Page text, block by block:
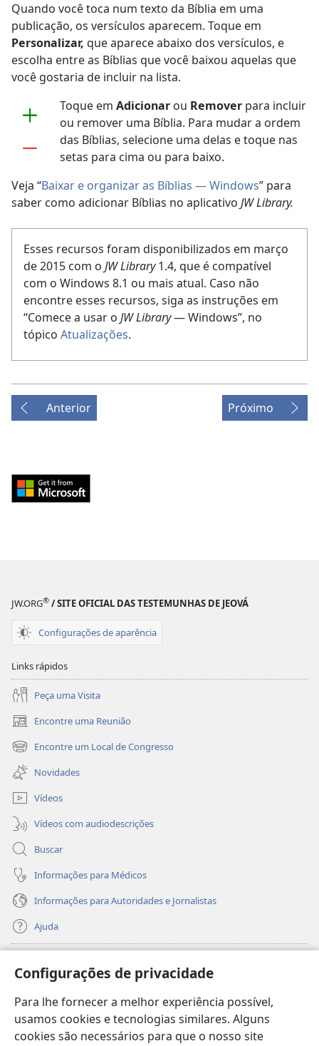
Configurações de privacidade
Para lhe fornecer a melhor experiência possível,
usamos cookies e tecnologias similares. Alguns
cookies são necessários para que o nosso site
Quando você toca num texto da Bíblia em uma
publicação, os versículos aparecem. Toque em
Personalizar, que aparece abaixo dos versículos, e
escolha entre as Bíblias que você baixou aquelas que
você gostaria de incluir na lista.
Toque em Adicionar ou Remover para incluir
ou remover uma Bíblia. Para mudar a ordem
das Bíblias, selecione uma delas e toque nas
setas para cima ou para baixo.
Veja “Baixar e organizar as Bíblias — Windows” para
saber como adicionar Bíblias no aplicativo JW Library.
Esses recursos foram disponibilizados em março
de 2015 com o JW Library1.4, que é compatível
com o Windows 8.1 ou mais atual. Caso não
encontre esses recursos, siga as instruções em
“Comece a usar o JW Library— Windows”, no
tópico Atualizações.
Anterior Próximo
Download
from
JW.ORG® / SITE OFICIAL DAS TESTEMUNHAS DE JEOVÁ
Configurações de aparência
Links rápidos
Peça uma Visita
Encontre uma Reunião
(abre
nova
janela)
Encontre um Local de Congresso
(abre
nova
janela)
Novidades
Vídeos
Vídeos com audiodescrições
Buscar
Informações para Médicos
Informações para Autoridades e Jornalistas
Ajuda
(abre
nova
janela)
Biblioteca On-line da Torre de Vigia™
(abre
nova
janela)JW Hub
(abre